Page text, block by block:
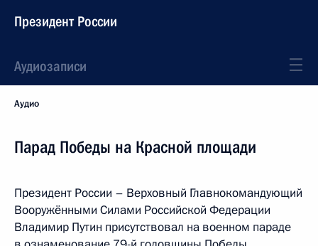
Президент России
Аудиозаписи
Аудио
Парад Победы на Красной площади
Президент России – Верховный Главнокомандующий
Вооружёнными Силами Российской Федерации
Владимир Путин присутствовал на военном параде